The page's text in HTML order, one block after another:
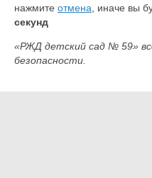
нажмите отмена , иначе вы
секунд
«РЖД детский сад № 59»
безопасности.